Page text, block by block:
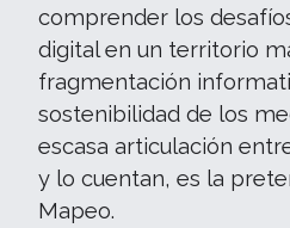
comprender los
digital en un territorio
fragmentación
sostenibilidad de los
escasa articulación
y lo cuentan, es la
Mapeo.